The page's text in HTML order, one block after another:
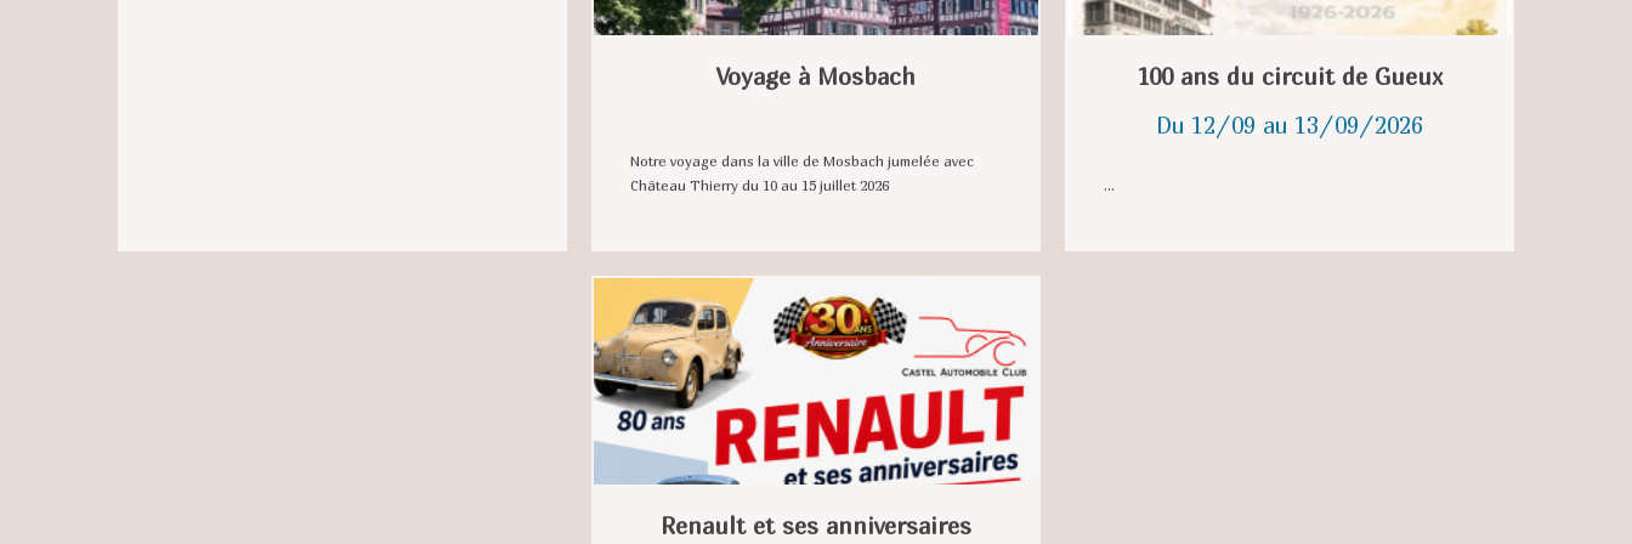
Voyage à Mosbach
Notre voyage dans la ville de Mosbach jumelée avec
Château Thierry du 10 au 15 juillet 2026
100 ans du circuit de Gueux
Du 12/09 au 13/09/2026
...
Renault et ses anniversaires